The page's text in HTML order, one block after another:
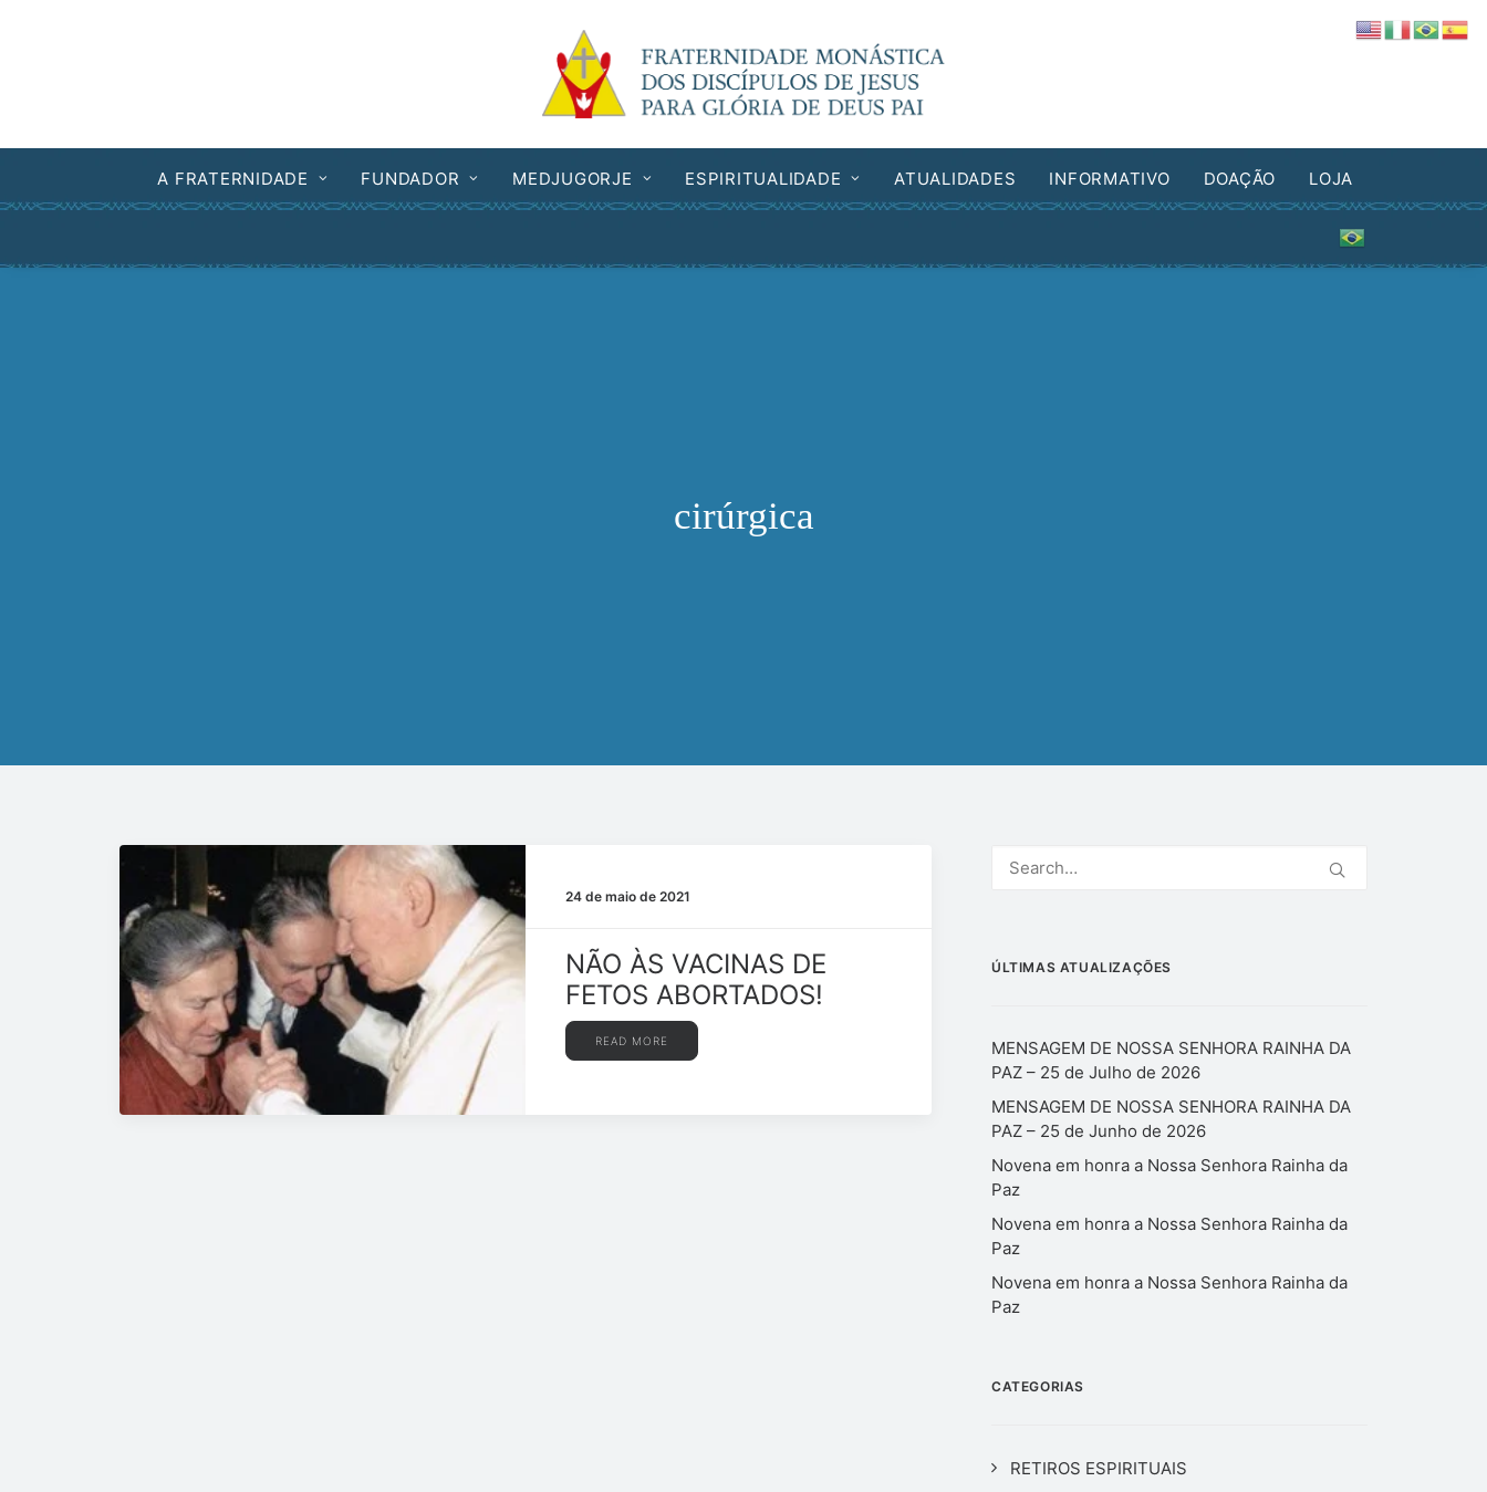
A FRATERNIDADE FUNDADOR MEDJUGORJE ESPIRITUALIDADE ATUALIDADES INFORMATIVO DOAÇÃO LOJA
cirúrgica
24 de maio de 2021
NÃO ÀS VACINAS DE
FETOS ABORTADOS!
READ MORE
ÚLTIMAS ATUALIZAÇÕES
MENSAGEM DE NOSSA SENHORA RAINHA DA
PAZ – 25 de Julho de 2026
MENSAGEM DE NOSSA SENHORA RAINHA DA
PAZ – 25 de Junho de 2026
Novena em honra a Nossa Senhora Rainha da
Paz
Novena em honra a Nossa Senhora Rainha da
Paz
Novena em honra a Nossa Senhora Rainha da
Paz
CATEGORIAS
RETIROS ESPIRITUAIS